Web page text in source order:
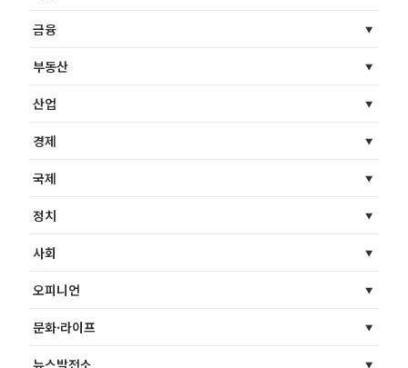
금융
부동산
산업
경제
국제
정치
사회
오피니언
문화·라이프
뉴스발전소